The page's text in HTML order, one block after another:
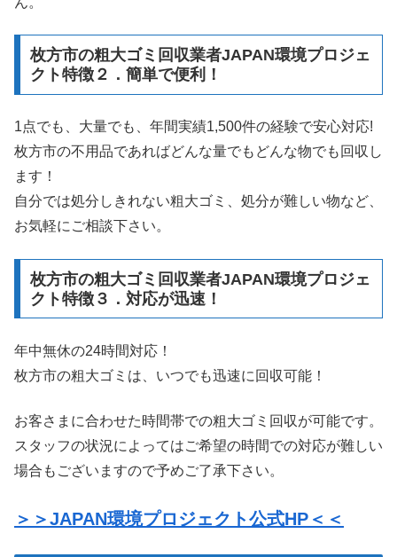
枚方市の粗大ゴミ回収業者JAPAN環境プロジェ
クト特徴２．簡単で便利！
1点でも、大量でも、年間実績1,500件の経験で安心対応!
枚方市の不用品であればどんな量でもどんな物でも回収し
ます！
自分では処分しきれない粗大ゴミ、処分が難しい物など、
お気軽にご相談下さい。
枚方市の粗大ゴミ回収業者JAPAN環境プロジェ
クト特徴３．対応が迅速！
年中無休の24時間対応！
枚方市の粗大ゴミは、いつでも迅速に回収可能！
お客さまに合わせた時間帯での粗大ゴミ回収が可能です。
スタッフの状況によってはご希望の時間での対応が難しい
場合もございますので予めご了承下さい。
＞＞JAPAN環境プロジェクト公式HP＜＜